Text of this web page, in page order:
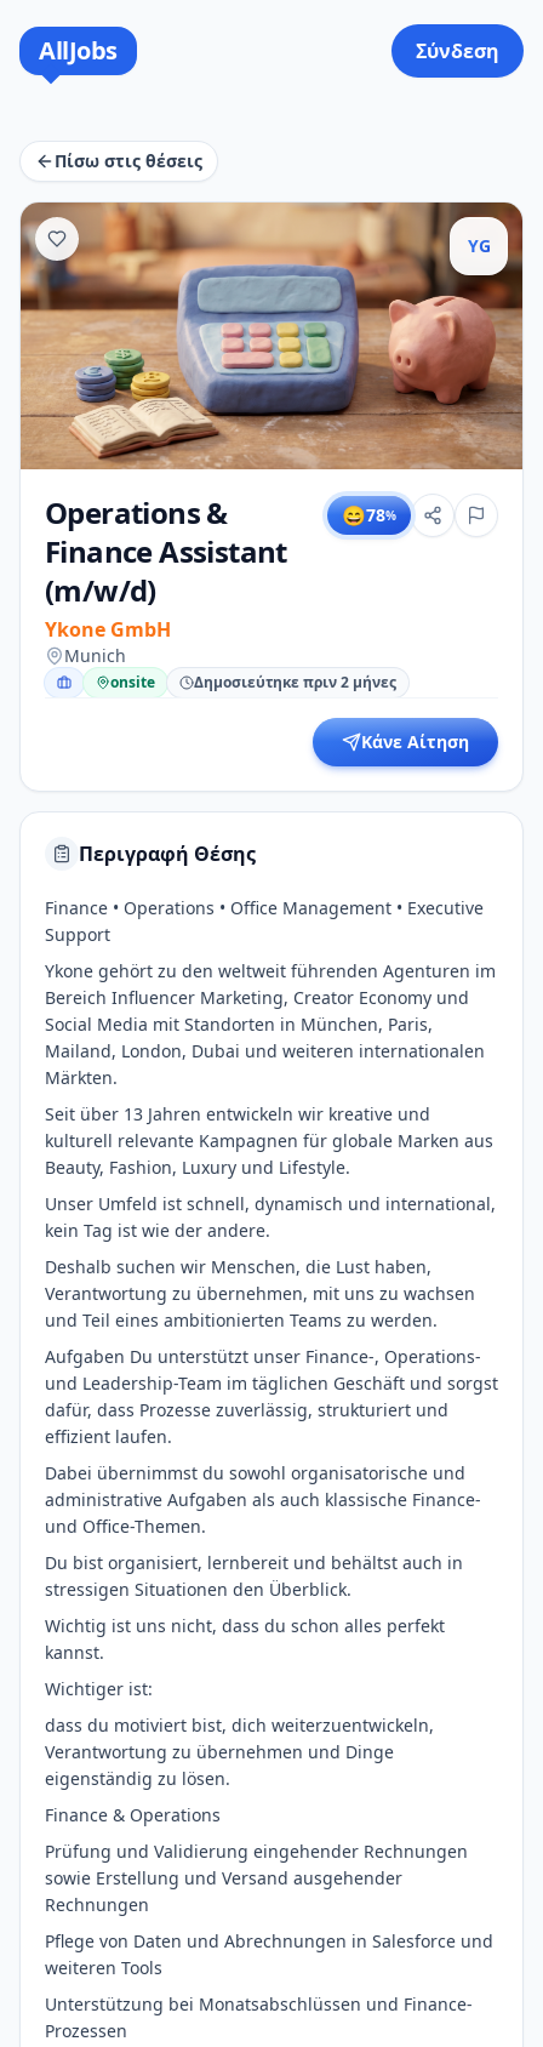
AllJobs Σύνδεση
Πίσω στις θέσεις
YG
Operations &
Finance Assistant
(m/w/d)
Ykone GmbH
😄78%
Munich
onsite Δημοσιεύτηκε πριν 2 μήνες
Κάνε Αίτηση
Περιγραφή Θέσης
Finance • Operations • Office Management • Executive
Support
Ykone gehört zu den weltweit führenden Agenturen im
Bereich Influencer Marketing, Creator Economy und
Social Media mit Standorten in München, Paris,
Mailand, London, Dubai und weiteren internationalen
Märkten.
Seit über 13 Jahren entwickeln wir kreative und
kulturell relevante Kampagnen für globale Marken aus
Beauty, Fashion, Luxury und Lifestyle.
Unser Umfeld ist schnell, dynamisch und international,
kein Tag ist wie der andere.
Deshalb suchen wir Menschen, die Lust haben,
Verantwortung zu übernehmen, mit uns zu wachsen
und Teil eines ambitionierten Teams zu werden.
Aufgaben Du unterstützt unser Finance-, Operations-
und Leadership-Team im täglichen Geschäft und sorgst
dafür, dass Prozesse zuverlässig, strukturiert und
effizient laufen.
Dabei übernimmst du sowohl organisatorische und
administrative Aufgaben als auch klassische Finance-
und Office-Themen.
Du bist organisiert, lernbereit und behältst auch in
stressigen Situationen den Überblick.
Wichtig ist uns nicht, dass du schon alles perfekt
kannst.
Wichtiger ist:
dass du motiviert bist, dich weiterzuentwickeln,
Verantwortung zu übernehmen und Dinge
eigenständig zu lösen.
Finance & Operations
Prüfung und Validierung eingehender Rechnungen
sowie Erstellung und Versand ausgehender
Rechnungen
Pflege von Daten und Abrechnungen in Salesforce und
weiteren Tools
Unterstützung bei Monatsabschlüssen und Finance-
Prozessen